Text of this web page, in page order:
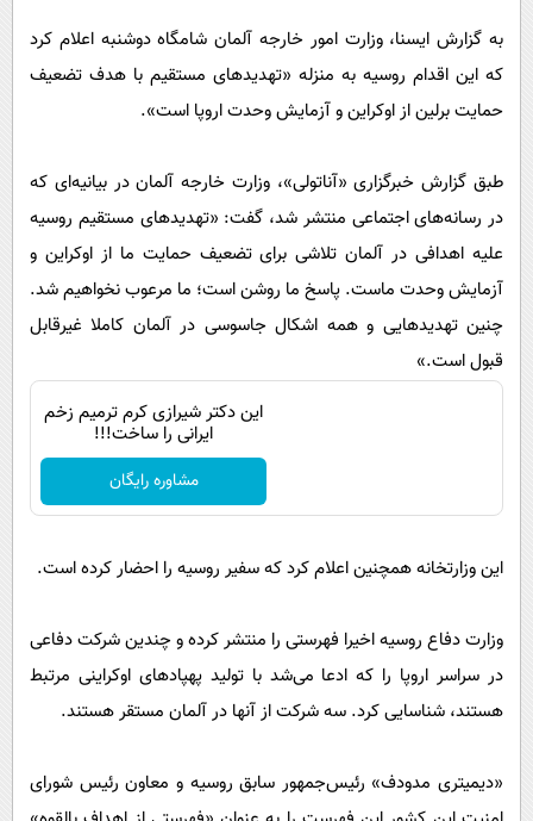
حوادث
محیط زیست
سلامت
بین الملل
اجتماعی
حیات وحش
سیاست خارجی
به گزارش ایسنا، وزارت امور خارجه آلمان شامگاه دوشنبه اعلام کرد
که این اقدام روسیه به منزله «تهدیدهای مستقیم با هدف تضعیف
حمایت برلین از اوکراین و آزمایش وحدت اروپا است».
طبق گزارش خبرگزاری «آناتولی»، وزارت خارجه آلمان در بیانیه‌ای که
در رسانه‌های اجتماعی منتشر شد، گفت: «تهدیدهای مستقیم روسیه
علیه اهدافی در آلمان تلاشی برای تضعیف حمایت ما از اوکراین و
آزمایش وحدت ماست. پاسخ ما روشن است؛ ما مرعوب نخواهیم شد.
چنین تهدیدهایی و همه اشکال جاسوسی در آلمان کاملا غیرقابل
قبول است.»
این دکتر شیرازی کرم ترمیم زخم
ایرانی را ساخت!!!
مشاوره رایگان
این وزارتخانه همچنین اعلام کرد که سفیر روسیه را احضار کرده است.
وزارت دفاع روسیه اخیرا فهرستی را منتشر کرده و چندین شرکت دفاعی
در سراسر اروپا را که ادعا می‌شد با تولید پهپادهای اوکراینی مرتبط
هستند، شناسایی کرد. سه شرکت از آنها در آلمان مستقر هستند.
«دیمیتری مدودف» رئیس‌جمهور سابق روسیه و معاون رئیس شورای